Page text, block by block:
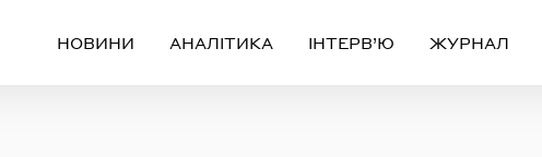
НОВИНИ АНАЛІТИКА ІНТЕРВ’Ю ЖУРНАЛ